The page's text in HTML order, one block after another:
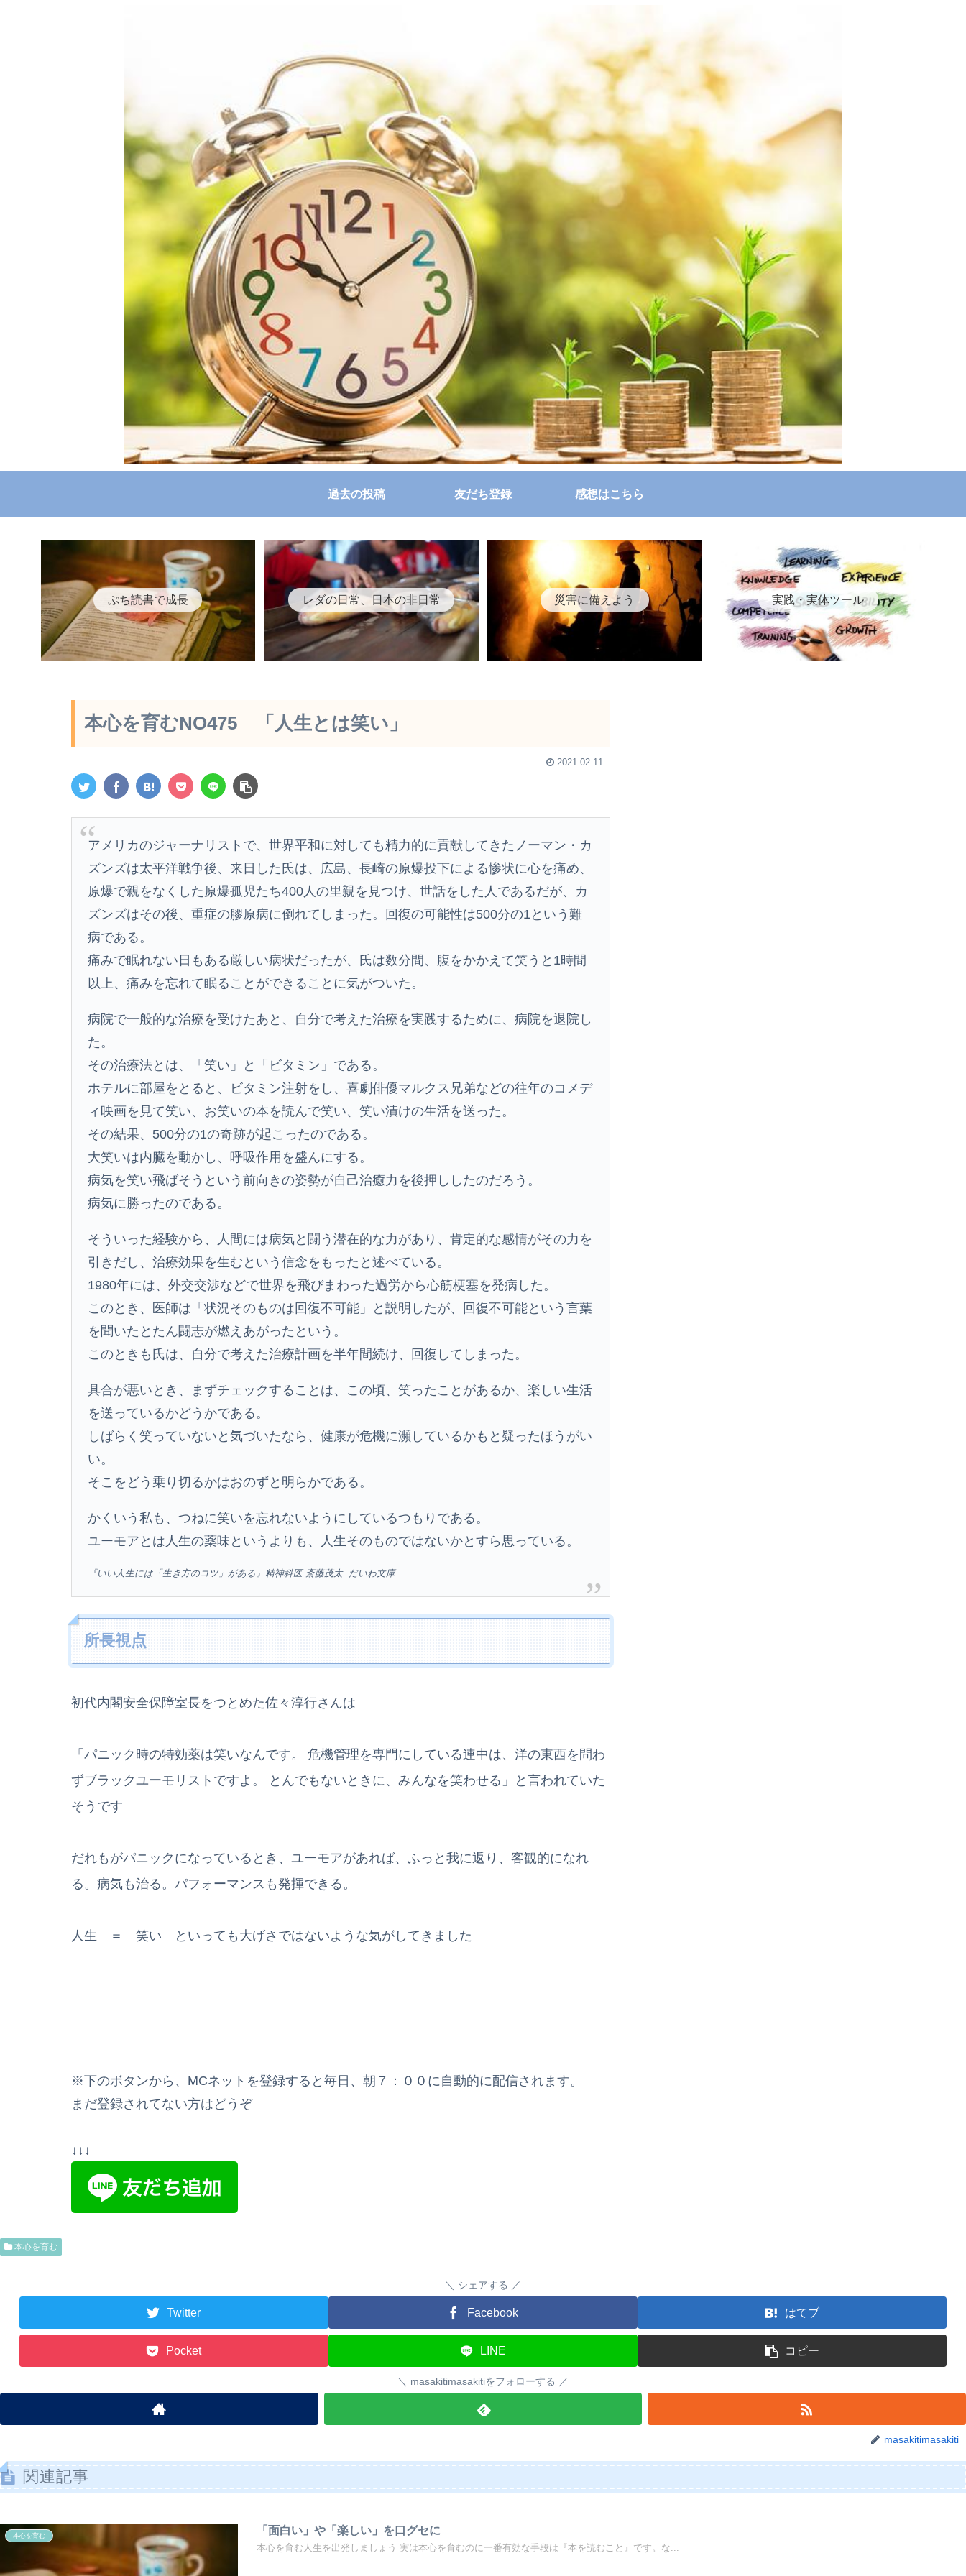
過去の投稿 友だち登録 感想はこちら
ぷち読書で成長 レダの日常、日本の非日常 災害に備えよう 実践・実体ツール
本心を育むNO475 「人生とは笑い」
2021.02.11
アメリカのジャーナリストで、世界平和に対しても精力的に貢献してきたノーマン・カ
ズンズは太平洋戦争後、来日した氏は、広島、長崎の原爆投下による惨状に心を痛め、
原爆で親をなくした原爆孤児たち400人の里親を見つけ、世話をした人であるだが、カ
ズンズはその後、重症の膠原病に倒れてしまった。回復の可能性は500分の1という難
病である。
痛みで眠れない日もある厳しい病状だったが、氏は数分間、腹をかかえて笑うと1時間
以上、痛みを忘れて眠ることができることに気がついた。
病院で一般的な治療を受けたあと、自分で考えた治療を実践するために、病院を退院し
た。
その治療法とは、「笑い」と「ビタミン」である。
ホテルに部屋をとると、ビタミン注射をし、喜劇俳優マルクス兄弟などの往年のコメデ
ィ映画を見て笑い、お笑いの本を読んで笑い、笑い漬けの生活を送った。
その結果、500分の1の奇跡が起こったのである。
大笑いは内臓を動かし、呼吸作用を盛んにする。
病気を笑い飛ばそうという前向きの姿勢が自己治癒力を後押ししたのだろう。
病気に勝ったのである。
そういった経験から、人間には病気と闘う潜在的な力があり、肯定的な感情がその力を
引きだし、治療効果を生むという信念をもったと述べている。
1980年には、外交交渉などで世界を飛びまわった過労から心筋梗塞を発病した。
このとき、医師は「状況そのものは回復不可能」と説明したが、回復不可能という言葉
を聞いたとたん闘志が燃えあがったという。
このときも氏は、自分で考えた治療計画を半年間続け、回復してしまった。
具合が悪いとき、まずチェックすることは、この頃、笑ったことがあるか、楽しい生活
を送っているかどうかである。
しばらく笑っていないと気づいたなら、健康が危機に瀕しているかもと疑ったほうがい
い。
そこをどう乗り切るかはおのずと明らかである。
かくいう私も、つねに笑いを忘れないようにしているつもりである。
ユーモアとは人生の薬味というよりも、人生そのものではないかとすら思っている。
『いい人生には「生き方のコツ」がある』精神科医 斎藤茂太 だいわ文庫
所長視点
初代内閣安全保障室長をつとめた佐々淳行さんは
「パニック時の特効薬は笑いなんです。 危機管理を専門にしている連中は、洋の東西を問わ
ずブラックユーモリストですよ。 とんでもないときに、みんなを笑わせる」と言われていた
そうです
だれもがパニックになっているとき、ユーモアがあれば、ふっと我に返り、客観的になれ
る。病気も治る。パフォーマンスも発揮できる。
人生 ＝ 笑い といっても大げさではないような気がしてきました
※下のボタンから、MCネットを登録すると毎日、朝７：００に自動的に配信されます。
まだ登録されてない方はどうぞ
↓↓↓
本心を育む
シェアする
Twitter Facebook はてブ
Pocket LINE コピー
masakitimasakitiをフォローする
masakitimasakiti
関連記事
本心を育む 「面白い」や「楽しい」を口グセに
本心を育む人生を出発しましょう 実は本心を育むのに一番有効な手段は『本を読むこと』です。な...